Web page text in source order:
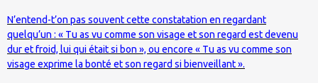
N’entend-t’on pas souvent cette constatation en regardant
quelqu’un : « Tu as vu comme son visage et son regard est devenu
dur et froid, lui qui était si bon », ou encore « Tu as vu comme son
visage exprime la bonté et son regard si bienveillant ».